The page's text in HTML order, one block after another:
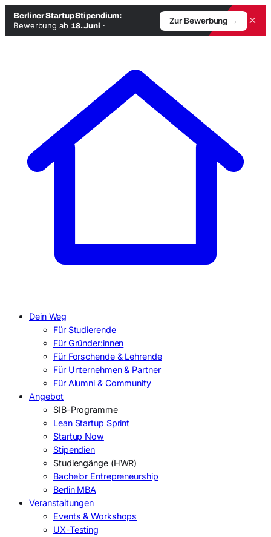
Berliner Startup Stipendium:
Bewerbung ab 18. Juni ·
Zur Bewerbung → ×
Dein Weg
Für Studierende
Für Gründer:innen
Für Forschende & Lehrende
Für Unternehmen & Partner
Für Alumni & Community
Angebot
SIB-Programme
Lean Startup Sprint
Startup Now
Stipendien
Studiengänge (HWR)
Bachelor Entrepreneurship
Berlin MBA
Veranstaltungen
Events & Workshops
UX-Testing